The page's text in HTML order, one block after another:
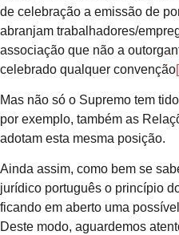
de celebração a emissão de
abranjam trabalhadores/
associação que não a
celebrado qualquer convenção
Mas não só o Supremo tem
por exemplo, também as
adotam esta mesma posição.
Ainda assim, como bem se
jurídico português o princípio
ficando em aberto uma
Deste modo, aguardemos